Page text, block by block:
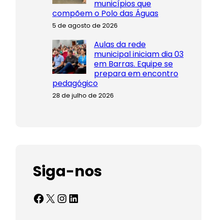
municípios que
compõem o Polo das Águas
5 de agosto de 2026
Aulas da rede
municipal iniciam dia 03
em Barras. Equipe se
prepara em encontro
pedagógico
28 de julho de 2026
Siga-nos
Facebook X InstagramLinkedIn